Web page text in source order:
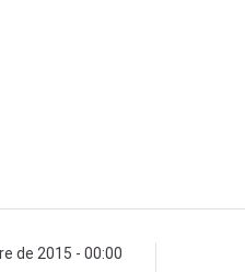
de 2015 - 00:00